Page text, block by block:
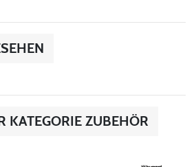
KATEGORIE ZUBEHÖR